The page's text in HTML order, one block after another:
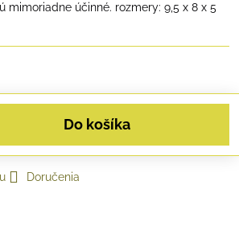
mimoriadne účinné. rozmery: 9,5 x 8 x 5
Do košíka
Doručenia